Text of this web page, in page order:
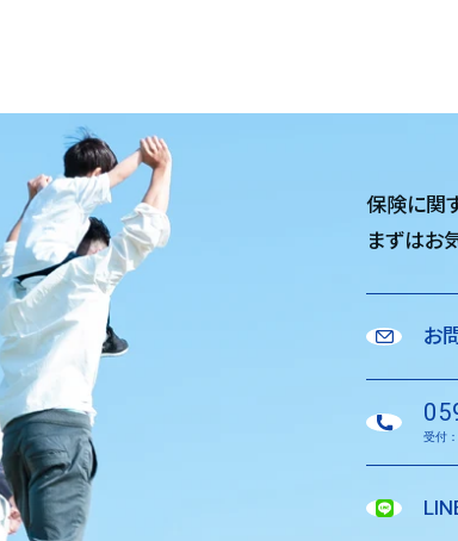
保険に関
まずはお
お
受付